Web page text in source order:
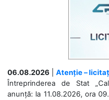
06.08.2026
Atenție –
Întreprinderea de Stat
anunță: la 11.08.2026, ora